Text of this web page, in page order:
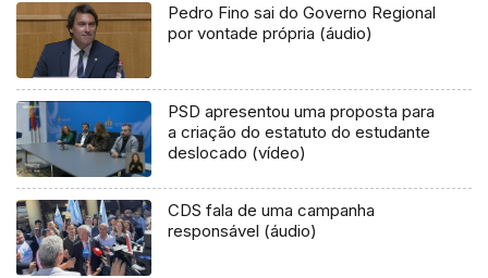
Pedro Fino sai do Governo Regional
por vontade própria (áudio)
PSD apresentou uma proposta para
a criação do estatuto do estudante
deslocado (vídeo)
CDS fala de uma campanha
responsável (áudio)